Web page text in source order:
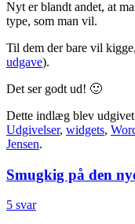
Nyt er blandt andet, at
type, som man vil.
Til dem der bare vil
udgave).
Det ser godt ud! 🙂
Dette indlæg blev
Udgivelser, widgets,
Jensen.
Smugkig på den
5 svar